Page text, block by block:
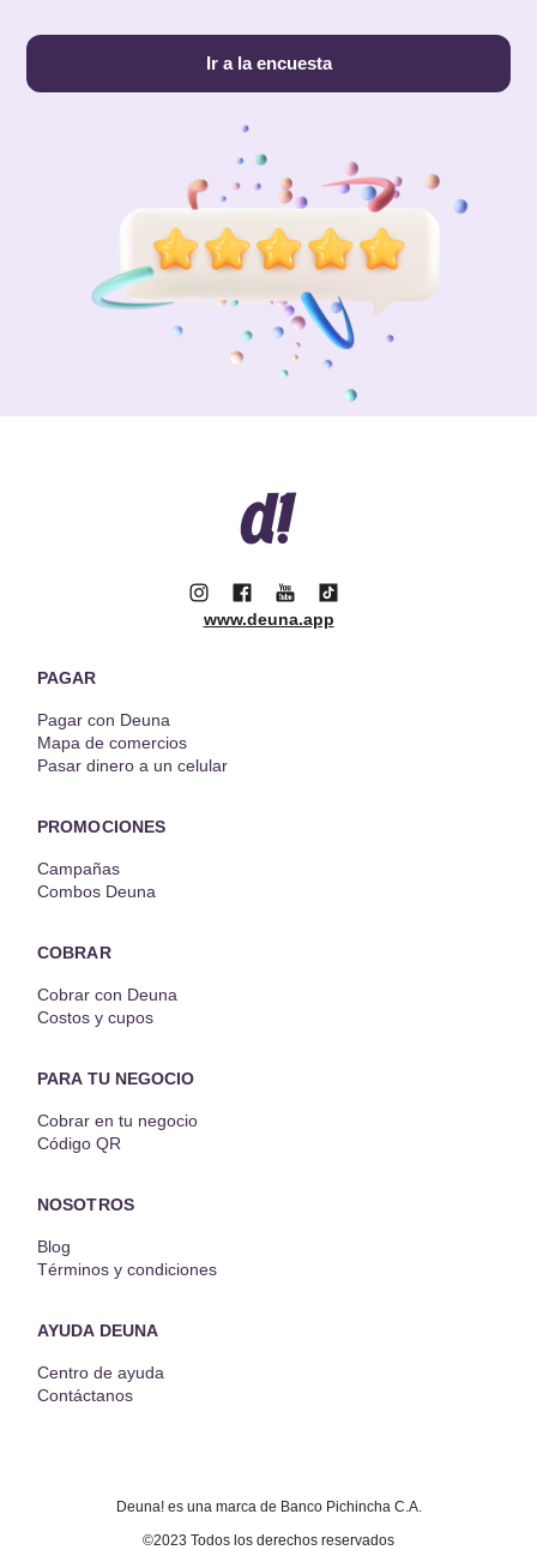
Ir a la encuesta
www.deuna.app
PAGAR
Pagar con Deuna
Mapa de comercios
Pasar dinero a un celular
PROMOCIONES
Campañas
Combos Deuna
COBRAR
Cobrar con Deuna
Costos y cupos
PARA TU NEGOCIO
Cobrar en tu negocio
Código QR
NOSOTROS
Blog
Términos y condiciones
AYUDA DEUNA
Centro de ayuda
Contáctanos
Deuna! es una marca de Banco Pichincha C.A.
©2023 Todos los derechos reservados